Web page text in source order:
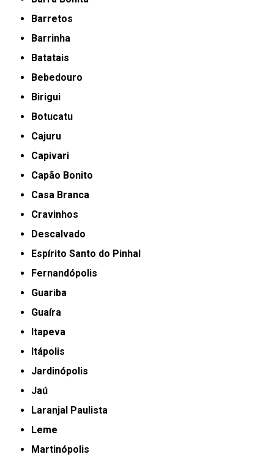
Barretos
Barrinha
Batatais
Bebedouro
Birigui
Botucatu
Cajuru
Capivari
Capão Bonito
Casa Branca
Cravinhos
Descalvado
Espírito Santo do Pinhal
Fernandópolis
Guariba
Guaíra
Itapeva
Itápolis
Jardinópolis
Jaú
Laranjal Paulista
Leme
Martinópolis